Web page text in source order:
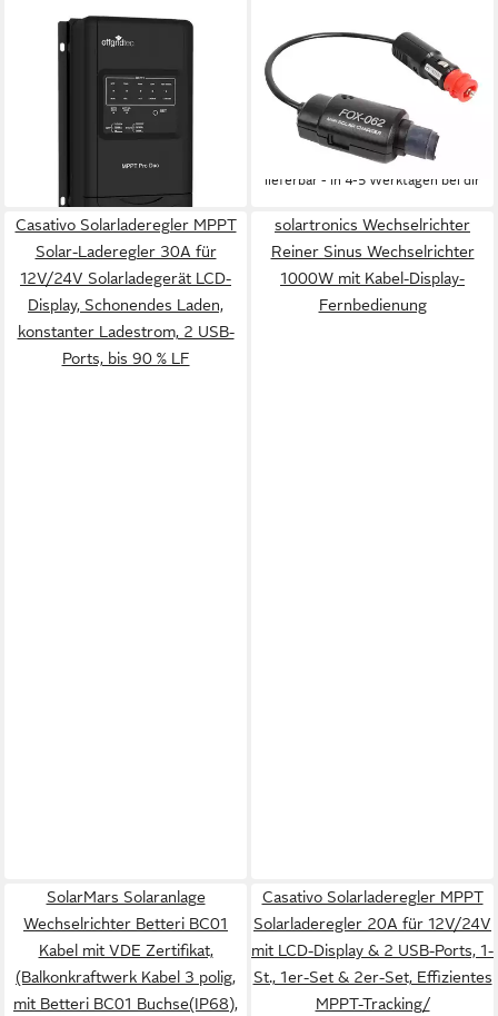
Solarladeregler
Solarladeregler, MPPT Pro
Duo, 12-24V, 30A
SOLARA
Solarladeregler
Kabelladeregler Solar
Autosteckdose Lithium, Blei-
Säure, AGM, GEL
lieferbar - in 4-5 Werktagen bei dir
Casativo Solarladeregler MPPT
Solar-Laderegler 30A für
12V/24V Solarladegerät LCD-
Display, Schonendes Laden,
konstanter Ladestrom, 2 USB-
Ports, bis 90 % LF
solartronics Wechselrichter
Reiner Sinus Wechselrichter
1000W mit Kabel-Display-
Fernbedienung
SolarMars Solaranlage
Wechselrichter Betteri BC01
Kabel mit VDE Zertifikat,
(Balkonkraftwerk Kabel 3 polig,
mit Betteri BC01 Buchse(IP68),
Casativo Solarladeregler MPPT
Solarladeregler 20A für 12V/24V
mit LCD-Display & 2 USB-Ports, 1-
St., 1er-Set & 2er-Set, Effizientes
MPPT-Tracking/